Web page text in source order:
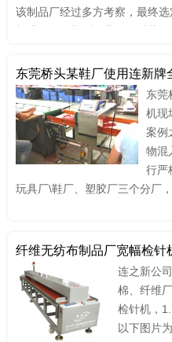
该制品厂经过多方考察，最终
东莞桥头某鞋厂使用连新牌
东莞
机现
案例
物混
行严
玩具厂\鞋厂、塑胶厂三个分厂
纤维无纺布制品厂宽幅检针
连之新公
棉、纤维
检针机，
以下图片